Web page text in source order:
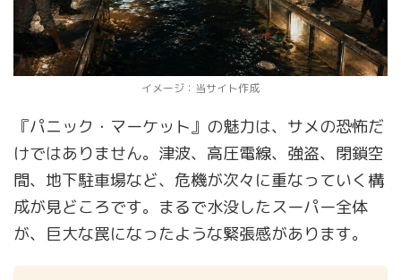
イメージ：当サイト作成
『パニック・マーケット』の魅力は、サメの恐怖だ
けではありません。津波、高圧電線、強盗、閉鎖空
間、地下駐車場など、危機が次々に重なっていく構
成が見どころです。まるで水没したスーパー全体
が、巨大な罠になったような緊張感があります。